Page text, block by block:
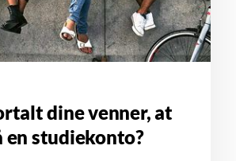
dine venner, at
en studiekonto?